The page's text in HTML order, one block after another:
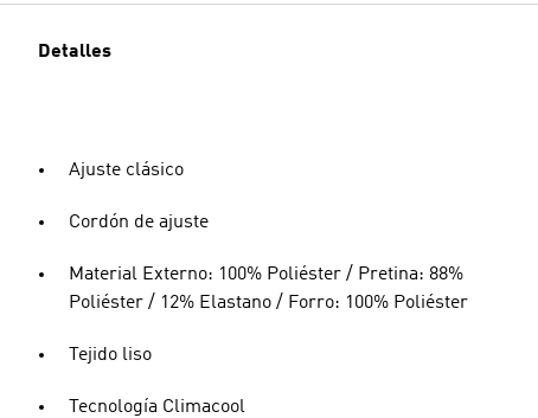
Detalles
Ajuste clásico
Cordón de ajuste
Material Externo: 100% Poliéster / Pretina: 88%
Poliéster / 12% Elastano / Forro: 100% Poliéster
Tejido liso
Tecnología Climacool